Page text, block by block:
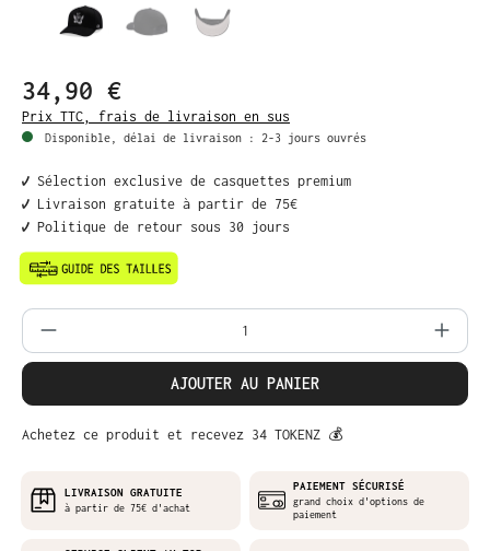
34,90 €
Prix TTC, frais de livraison en sus
Disponible, délai de livraison : 2-3 jours ouvrés
✔️ Sélection exclusive de casquettes premium
✔️ Livraison gratuite à partir de 75€
✔️ Politique de retour sous 30 jours
Quantité de produit : Entrez la
AJOUTER AU PANIER
Achetez ce produit et recevez 34 TOKENZ 💰
LIVRAISON GRATUITE
à partir de 75€ d'achat
PAIEMENT SÉCURISÉ
grand choix d'options de
paiement